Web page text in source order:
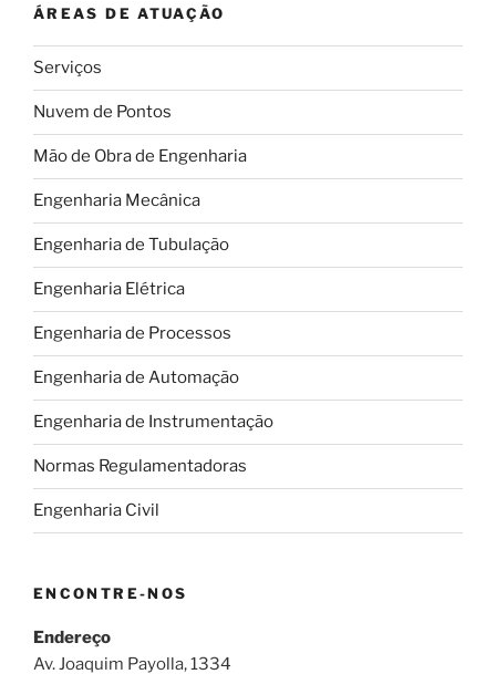
as
principais
uma
obra?”
ÁREAS DE ATUAÇÃO
Serviços
Nuvem de Pontos
Mão de Obra de Engenharia
Engenharia Mecânica
Engenharia de Tubulação
Engenharia Elétrica
Engenharia de Processos
Engenharia de Automação
Engenharia de Instrumentação
Normas Regulamentadoras
Engenharia Civil
ENCONTRE-NOS
Endereço
Av. Joaquim Payolla, 1334